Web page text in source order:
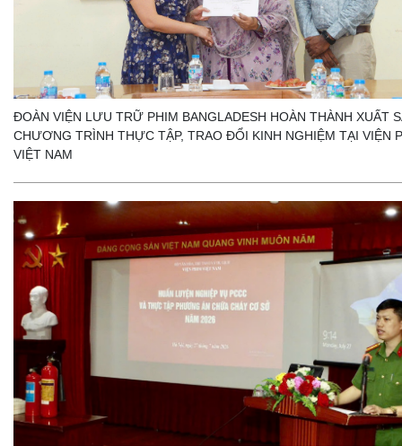
ĐOÀN VIỆN LƯU TRỮ PHIM BANGLADESH HOÀN THÀNH XUẤT
CHƯƠNG TRÌNH THỰC TẬP, TRAO ĐỔI KINH NGHIỆM TẠI VIỆN
VIỆT NAM